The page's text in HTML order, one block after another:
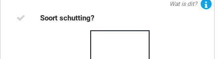
Wat is dit?
Soort schutting?